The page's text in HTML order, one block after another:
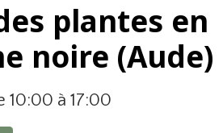
plantes en
noire (Aude)
10:00 à 17:00